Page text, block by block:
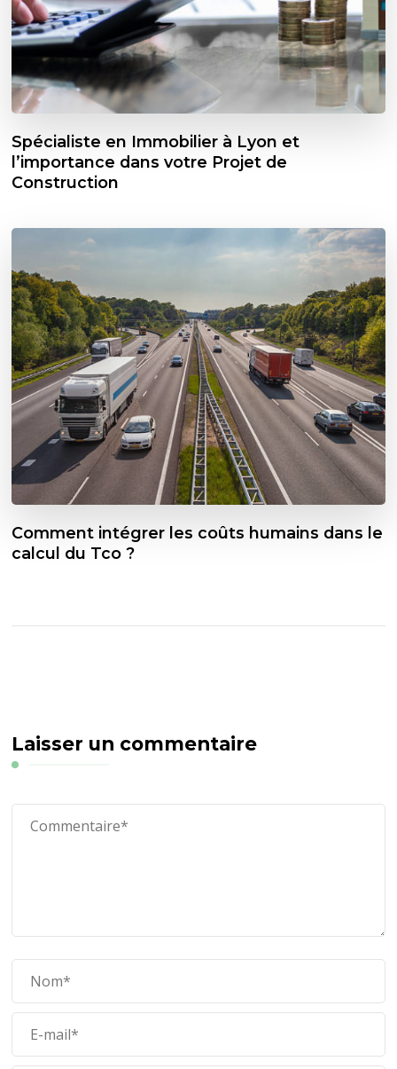
Spécialiste en Immobilier à Lyon et
l’importance dans votre Projet de
Construction
Comment intégrer les coûts humains dans le
calcul du Tco ?
Laisser un commentaire